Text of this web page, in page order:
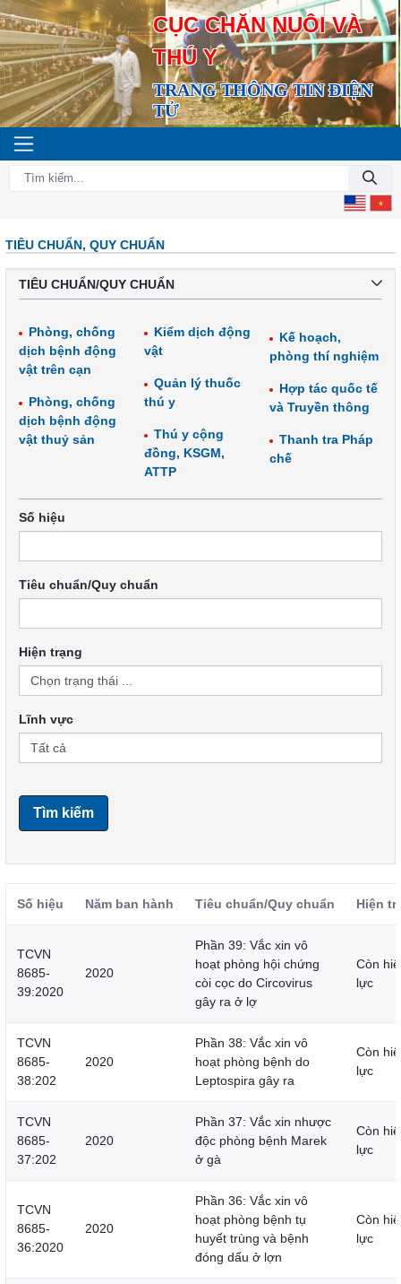
CỤC CHĂN NUÔI VÀ
THÚ Y
TRANG THÔNG TIN ĐIỆN
TỬ
TIÊU CHUẨN, QUY CHUẨN
TIÊU CHUẨN/QUY CHUẨN
Phòng, chống
dịch bệnh động
vật trên cạn
Phòng, chống
dịch bệnh động
vật thuỷ sản
Kiểm dịch động
vật
Quản lý thuốc
thú y
Thú y cộng
đồng, KSGM,
ATTP
Kế hoạch,
phòng thí nghiệm
Hợp tác quốc tế
và Truyền thông
Thanh tra Pháp
chế
Số hiệu
Tiêu chuẩn/Quy chuẩn
Hiện trạng
Lĩnh vực
Tìm kiếm
Số hiệu Năm ban hành Tiêu chuẩn/Quy chuẩn Hiện
TCVN
8685-
39:2020
2020
Phần 39: Vắc xin vô
hoạt phòng hội chứng
còi cọc do Circovirus
gây ra ở lợ
Còn
lực
TCVN
8685-
38:202
2020
Phần 38: Vắc xin vô
hoạt phòng bệnh do
Leptospira gây ra
Còn
lực
TCVN
8685-
37:202
2020
Phần 37: Vắc xin nhược
độc phòng bệnh Marek
ở gà
Còn
lực
TCVN
8685-
36:2020
2020
Phần 36: Vắc xin vô
hoạt phòng bệnh tụ
huyết trùng và bệnh
đóng dấu ở lợn
Còn
lực